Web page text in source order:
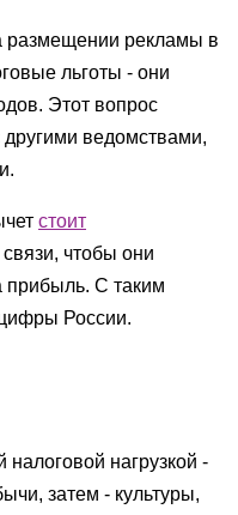
размещении рекламы в
льготы - они
Этот вопрос
другими ведомствами,
стоит
чтобы они
прибыль. С таким
России.
нагрузкой -
затем - культуры,